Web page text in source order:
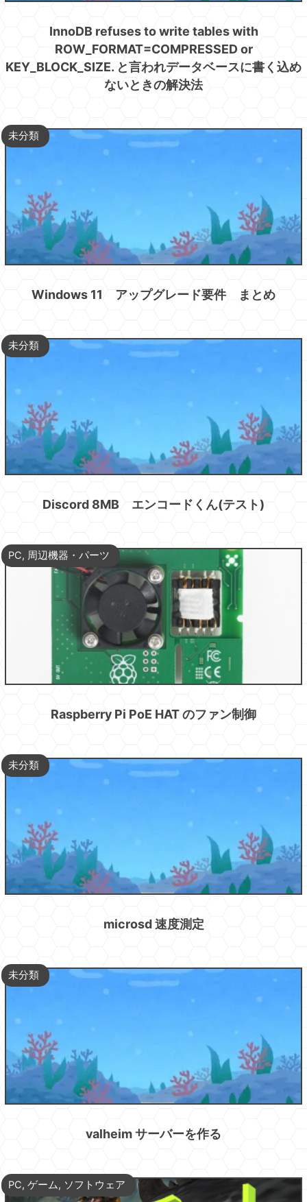
InnoDB refuses to write tables with
ROW_FORMAT=COMPRESSED or
KEY_BLOCK_SIZE. と言われデータベースに書く込め
ないときの解決法
未分類
Windows 11 アップグレード要件 まとめ
未分類
Discord 8MB エンコードくん(テスト)
PC, 周辺機器・パーツ
Raspberry Pi PoE HAT のファン制御
未分類
microsd 速度測定
未分類
valheim サーバーを作る
PC, ゲーム, ソフトウェア